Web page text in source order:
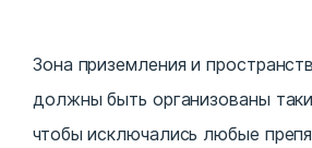
Зона приземления и
должны быть организованы
чтобы исключались любые